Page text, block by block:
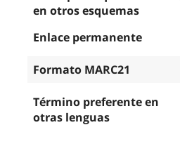
en otros esquemas
Enlace permanente
Formato MARC21
Término preferente en
otras lenguas